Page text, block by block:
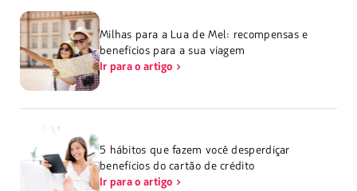
Milhas para a Lua de Mel: recompensas e
benefícios para a sua viagem
Ir para o artigo
5 hábitos que fazem você desperdiçar
benefícios do cartão de crédito
Ir para o artigo